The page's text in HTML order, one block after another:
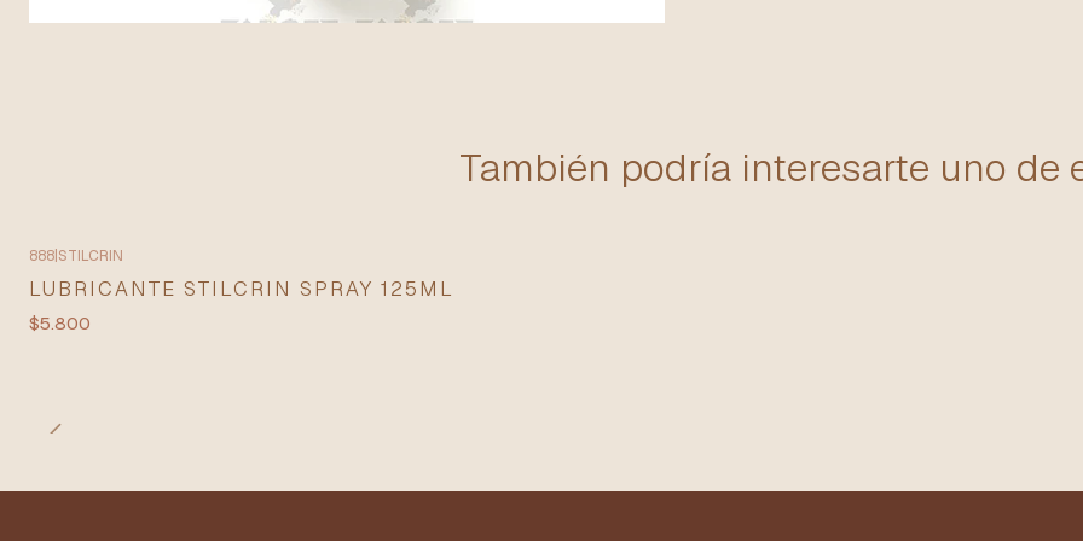
También podría interesarte uno de
888 STILCRIN
LUBRICANTE STILCRIN SPRAY 125ML
$5.800